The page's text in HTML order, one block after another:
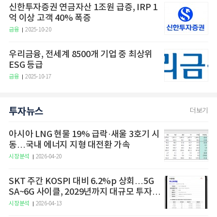
신한투자증권 연금자산 1조원 급증, IRP 1
억 이상 고객 40% 폭증
금융 2025-10-20
우리금융, 전세계 8500개 기업 중 최상위
ESG 등급
금융 2025-10-17
투자뉴스 더보기
아시아 LNG 현물 19% 급락·새울 3호기 시
동…국내 에너지 지형 대전환 가속
시장분석 2026-04-20
SKT 주간 KOSPI 대비 6.2%p 상회…5G
SA~6G 사이클, 2029년까지 대규모 투자
예고
시장분석 2026-04-13